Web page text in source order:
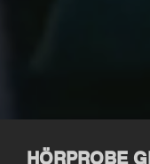
HÖRPROBE